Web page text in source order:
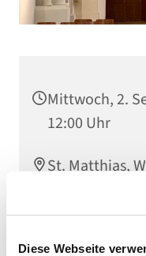
Diese Webseite
Mittwoch, 2.
12:00 Uhr
St. Matthias,